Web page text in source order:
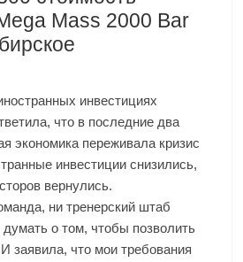
Mass 2000 Bar
инвестициях
что в последние два
экономика переживала кризис
инвестиции снизились,
вернулись.
ни тренерский штаб
о том, чтобы позволить
заявила, что мои требования